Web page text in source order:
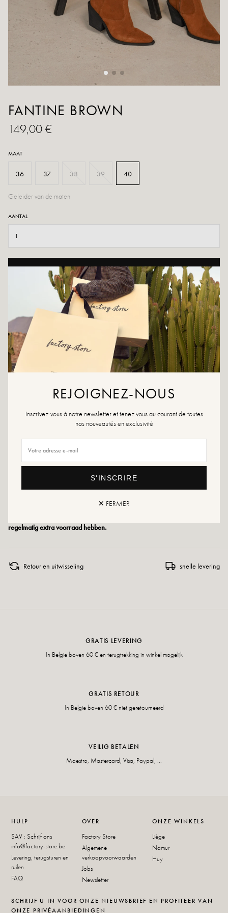
FANTINE BROWN
149,00 €
MAAT
36 37 38 39 40
Geleider van de maten
AANTAL
TOEVOEGEN AAN WINKELWAGEN
AAN WENSLIJST TOEVOEGEN
Laarzen in westernstijl in herfstkleuren!
Kleur bruin
Buitenmateriaal: leer
Binnenzool: leer
Buitenzool: leer
Hakhoogte: 7,5 cm
Platformhoogte: 0,5 cm
Teen van de schoen: puntig
Maatadvies: Kies voor dit model je gebruikelijke maat. Zit je tussen twee
maten in, kies dan de maat hierboven.
Onderhoudsadvies: We raden je aan om je schoenen waterdicht te maken met
een gespecialiseerd product of een multi-materiaal spray die in alle gevallen
geschikt is.
Als uw maat niet meer beschikbaar is, aarzel dan niet om een
regelmatig extra voorraad hebben.
Retour en uitwisseling snelle levering
GRATIS LEVERING
In Belgie boven 60 € en terugtrekking in winkel mogelijk
GRATIS RETOUR
In Belgie boven 60 € niet geretourneerd
VEILIG BETALEN
Maestro, Mastercard, Visa, Paypal, ...
HULP
SAV : Schrijf ons
info@factory-store.be
Levering, terugsturen en
ruilen
FAQ
OVER
Factory Store
Algemene
verkoopvoorwaarden
Jobs
Newsletter
ONZE WINKELS
Liège
Namur
Huy
SCHRIJF U IN VOOR ONZE NIEUWSBRIEF EN PROFITEER VAN
ONZE PRIVÉAANBIEDINGEN
REJOIGNEZ-NOUS
Inscrivez-vous à notre newsletter et tenez vous au courant de toutes
nos nouveautés en exclusivité
S'INSCRIRE
✕ FERMER